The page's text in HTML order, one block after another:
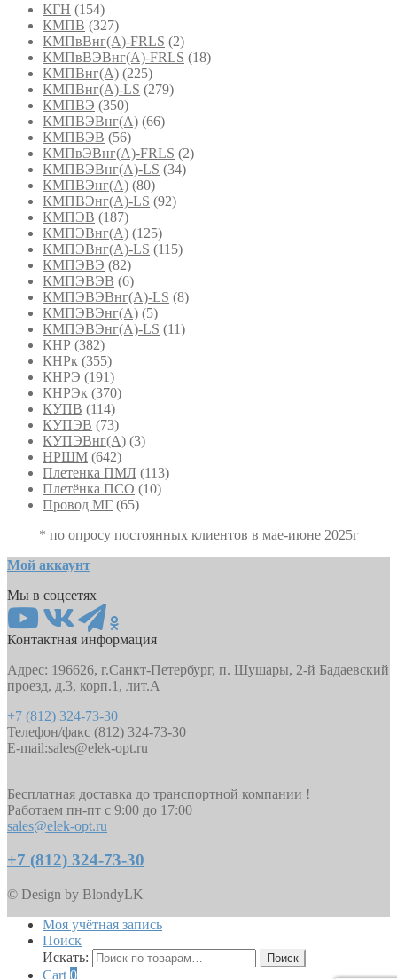
КГН (154)
КМПВ (327)
КМПвВнг(А)-FRLS (2)
КМПвВЭВнг(А)-FRLS (18)
КМПВнг(А) (225)
КМПВнг(А)-LS (279)
КМПВЭ (350)
КМПВЭBнг(А) (66)
КМПВЭВ (56)
КМПвЭВнг(А)-FRLS (2)
КМПВЭВнг(А)-LS (34)
КМПВЭнг(А) (80)
КМПВЭнг(А)-LS (92)
КМПЭВ (187)
КМПЭВнг(А) (125)
КМПЭВнг(А)-LS (115)
КМПЭВЭ (82)
КМПЭВЭВ (6)
КМПЭВЭВнг(А)-LS (8)
КМПЭВЭнг(А) (5)
КМПЭВЭнг(А)-LS (11)
КНР (382)
КНРк (355)
КНРЭ (191)
КНРЭк (370)
КУПВ (114)
КУПЭВ (73)
КУПЭВнг(А) (3)
НРШМ (642)
Плетенка ПМЛ (113)
Плетёнка ПСО (10)
Провод МГ (65)
* по опросу постоянных клиентов в мае-июне 2025г
Мой аккаунт
Мы в соцсетях
Контактная информация
Адрес: 196626, г.Санкт-Петербург, п. Шушары, 2-й Бадаевский
проезд, д.3, корп.1, лит.А
+7 (812) 324-73-30
Телефон/факс (812) 324-73-30
E-mail:sales@elek-opt.ru
Бесплатная доставка до транспортной компании !
Работаем пн-пт с 9:00 до 17:00
sales@elek-opt.ru
+7 (812) 324-73-30
© Design by BlondyLK
Моя учётная запись
Поиск
Искать:
Поиск
Cart 0